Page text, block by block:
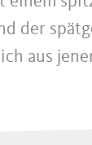
der
aus